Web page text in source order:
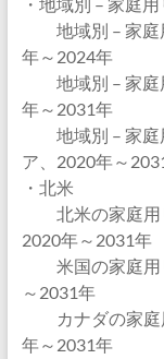
地域別 – 家庭
年～2024年
地域別 – 家庭
年～2031年
地域別 – 家庭
ア、2020年～
・北米
北米の家庭用リ
2020年～2031年
米国の家庭用
～2031年
カナダの家庭
年～2031年